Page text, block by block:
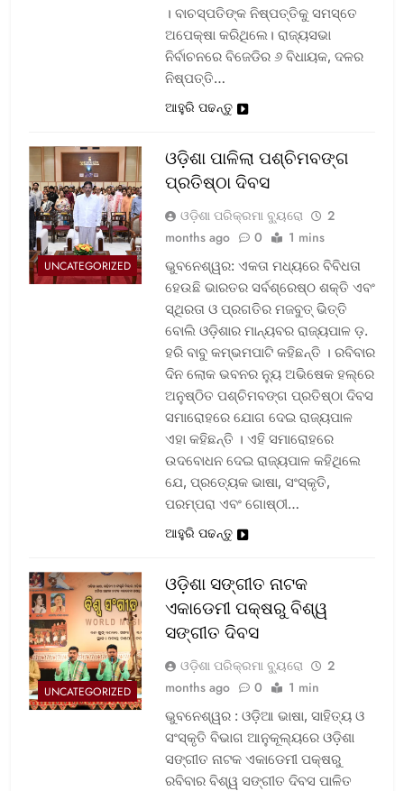
। ବାଚସ୍ପତିଙ୍କ ନିଷ୍ପତ୍ତିକୁ ସମସ୍ତେ
ଅପେକ୍ଷା କରିଥିଲେ। ରାଜ୍ୟସଭା
ନିର୍ବାଚନରେ ବିଜେଡିର ୬ ବିଧାୟକ, ଦଳର
ନିଷ୍ପତ୍ତି…
ଆହୁରି ପଢନ୍ତୁ
UNCATEGORIZED
ଓଡ଼ିଶା ପାଳିଲା ପଶ୍ଚିମବଙ୍ଗ
ପ୍ରତିଷ୍ଠା ଦିବସ
ଓଡ଼ିଶା ପରିକ୍ରମା ବ୍ୟୁରୋ
2
months ago
0 1 mins
ଭୁବନେଶ୍ୱର: ଏକତା ମଧ୍ୟରେ ବିବିଧତା
ହେଉଛି ଭାରତର ସର୍ବଶ୍ରେଷ୍ଠ ଶକ୍ତି ଏବଂ
ସ୍ଥିରତା ଓ ପ୍ରଗତିର ମଜବୁତ୍ ଭିତ୍ତି
ବୋଲି ଓଡ଼ିଶାର ମାନ୍ୟବର ରାଜ୍ୟପାଳ ଡ଼.
ହରି ବାବୁ କମ୍ଭମପାଟି କହିଛନ୍ତି । ରବିବାର
ଦିନ ଲୋକ ଭବନର ନ୍ୟୁ ଅଭିଷେକ ହଲ୍‌ରେ
ଅନୁଷ୍ଠିତ ପଶ୍ଚିମବଙ୍ଗ ପ୍ରତିଷ୍ଠା ଦିବସ
ସମାରୋହରେ ଯୋଗ ଦେଇ ରାଜ୍ୟପାଳ
ଏହା କହିଛନ୍ତି । ଏହି ସମାରୋହରେ
ଉଦବୋଧନ ଦେଇ ରାଜ୍ୟପାଳ କହିଥିଲେ
ଯେ, ପ୍ରତ୍ୟେକ ଭାଷା, ସଂସ୍କୃତି,
ପରମ୍ପରା ଏବଂ ଗୋଷ୍ଠୀ…
ଆହୁରି ପଢନ୍ତୁ
UNCATEGORIZED
ଓଡ଼ିଶା ସଙ୍ଗୀତ ନାଟକ
ଏକାଡେମୀ ପକ୍ଷରୁ ବିଶ୍ୱ
ସଙ୍ଗୀତ ଦିବସ
ଓଡ଼ିଶା ପରିକ୍ରମା ବ୍ୟୁରୋ
2
months ago
0 1 min
ଭୁବନେଶ୍ୱର : ଓଡ଼ିଆ ଭାଷା, ସାହିତ୍ୟ ଓ
ସଂସ୍କୃତି ବିଭାଗ ଆନୁକୂଲ୍ୟରେ ଓଡ଼ିଶା
ସଙ୍ଗୀତ ନାଟକ ଏକାଡେମୀ ପକ୍ଷରୁ
ରବିବାର ବିଶ୍ୱ ସଙ୍ଗୀତ ଦିବସ ପାଳିତ